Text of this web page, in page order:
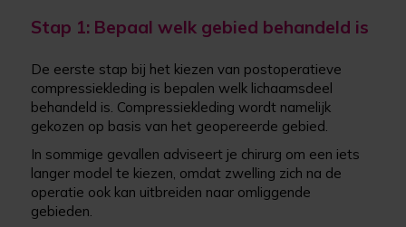
Stap 1: Bepaal welk gebied behandeld is
De eerste stap bij het kiezen van postoperatieve
compressiekleding is bepalen welk lichaamsdeel
behandeld is. Compressiekleding wordt namelijk
gekozen op basis van het geopereerde gebied.
In sommige gevallen adviseert je chirurg om een iets
langer model te kiezen, omdat zwelling zich na de
operatie ook kan uitbreiden naar omliggende
gebieden.